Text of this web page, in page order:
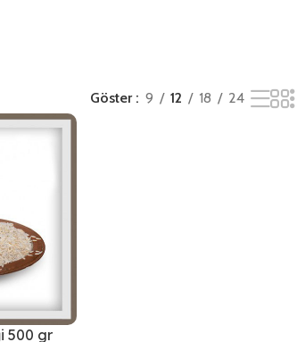
Göster 9 12 18 24
500 gr